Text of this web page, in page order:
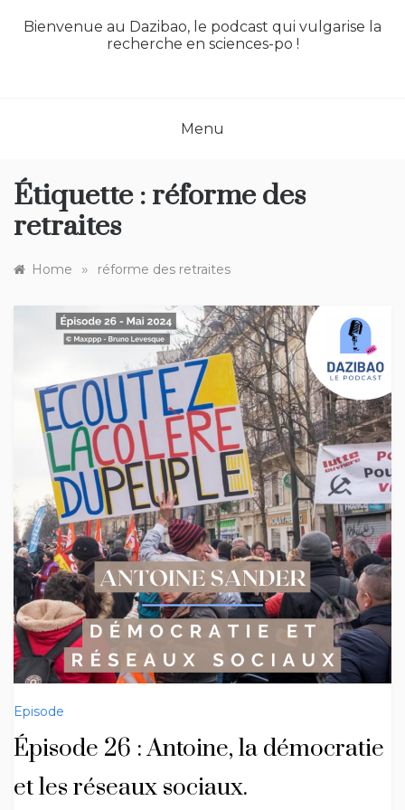
Bienvenue au Dazibao, le podcast qui vulgarise la
recherche en sciences-po !
Menu
Étiquette : réforme des
retraites
Home » réforme des retraites
Episode
Épisode 26 : Antoine, la démocratie
et les réseaux sociaux.